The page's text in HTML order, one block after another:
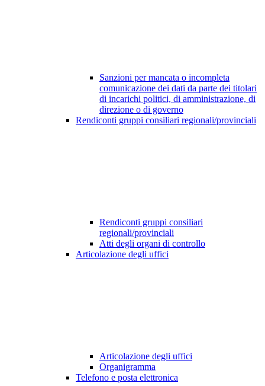
Sanzioni per mancata o incompleta
comunicazione dei dati da parte dei titolari
di incarichi politici, di amministrazione, di
direzione o di governo
Rendiconti gruppi consiliari regionali/provinciali
Rendiconti gruppi consiliari
regionali/provinciali
Atti degli organi di controllo
Articolazione degli uffici
Articolazione degli uffici
Organigramma
Telefono e posta elettronica